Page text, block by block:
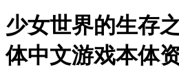
少女世界的生存
体中文游戏本体